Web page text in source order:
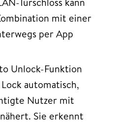
mit einer
per App
Unlock-Funktion
automatisch,
Nutzer mit
Sie erkennt